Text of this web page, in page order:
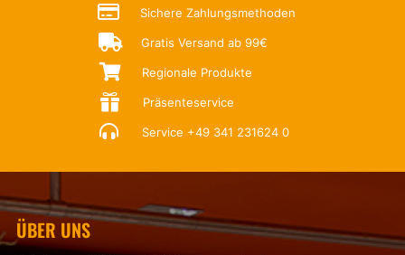
 Sichere Zahlungsmethoden
 Gratis Versand ab 99€
 Regionale Produkte
 Präsenteservice
 Service +49 341 231624 0
ÜBER UNS